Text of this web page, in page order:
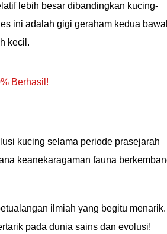
lebih besar dibandingkan kucing-
ini adalah gigi geraham kedua
kecil.
Berhasil!
kucing selama periode prasejarah
keanekaragaman fauna
ilmiah yang begitu menarik.
pada dunia sains dan evolusi!